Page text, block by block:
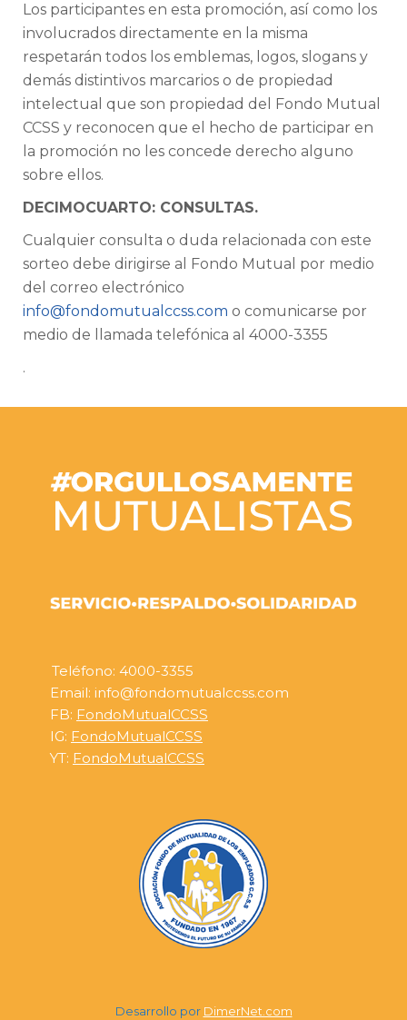
Los participantes en esta promoción, así como los
involucrados directamente en la misma
respetarán todos los emblemas, logos, slogans y
demás distintivos marcarios o de propiedad
intelectual que son propiedad del Fondo Mutual
CCSS y reconocen que el hecho de participar en
la promoción no les concede derecho alguno
sobre ellos.
DECIMOCUARTO: CONSULTAS.
Cualquier consulta o duda relacionada con este
sorteo debe dirigirse al Fondo Mutual por medio
del correo electrónico
info@fondomutualccss.com o comunicarse por
medio de llamada telefónica al 4000-3355
.
Teléfono: 4000-3355
Email: info@fondomutualccss.com
FB: FondoMutualCCSS
IG: FondoMutualCCSS
YT: FondoMutualCCSS
Desarrollo por DimerNet.com